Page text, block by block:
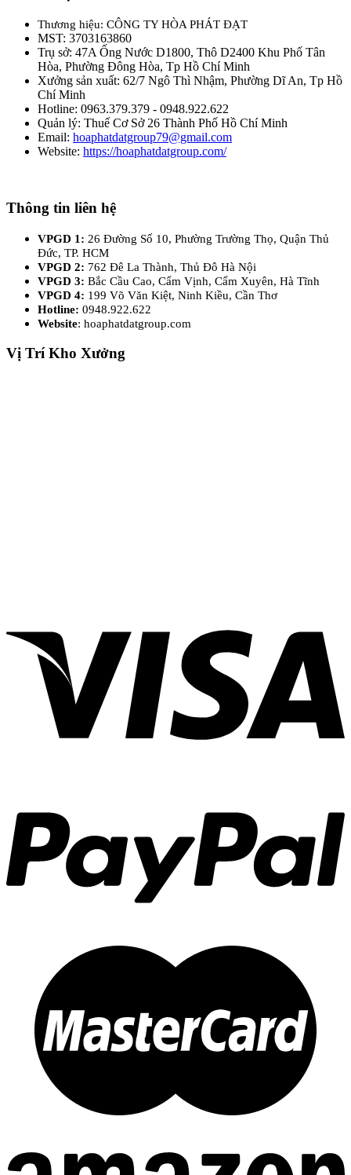
Thương hiệu: CÔNG TY HÒA PHÁT ĐẠT
MST: 3703163860
Trụ sở: 47A Ống Nước D1800, Thô D2400 Khu Phố Tân
Hòa, Phường Đông Hòa, Tp Hồ Chí Minh
Xưởng sản xuất: 62/7 Ngô Thì Nhậm, Phường Dĩ An, Tp Hồ
Chí Minh
Hotline: 0963.379.379 - 0948.922.622
Quản lý: Thuế Cơ Sở 26 Thành Phố Hồ Chí Minh
Email: hoaphatdatgroup79@gmail.com
Website: https://hoaphatdatgroup.com/
Thông tin liên hệ
VPGD 1: 26 Đường Số 10, Phường Trường Thọ, Quận Thủ
Đức, TP. HCM
VPGD 2: 762 Đê La Thành, Thủ Đô Hà Nội
VPGD 3: Bắc Cầu Cao, Cẩm Vịnh, Cẩm Xuyên, Hà Tĩnh
VPGD 4: 199 Võ Văn Kiệt, Ninh Kiều, Cần Thơ
Hotline: 0948.922.622
Website: hoaphatdatgroup.com
Vị Trí Kho Xưởng